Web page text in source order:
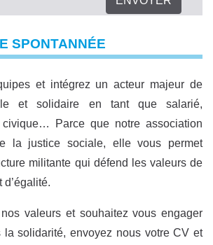
SPONTANNÉE
et intégrez un acteur majeur de
et solidaire en tant que salarié,
civique… Parce que notre association
la justice sociale, elle vous permet
militante qui défend les valeurs de
d’égalité.
valeurs et souhaitez vous engager
la solidarité, envoyez nous votre CV et